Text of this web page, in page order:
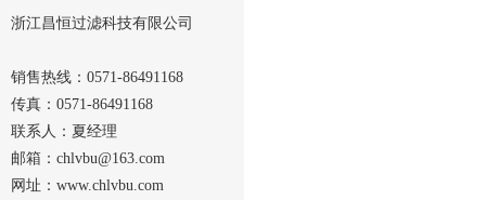
浙江昌恒过滤科技有限公司
销售热线：0571-86491168
传真：0571-86491168
联系人：夏经理
邮箱：chlvbu@163.com
网址：www.chlvbu.com